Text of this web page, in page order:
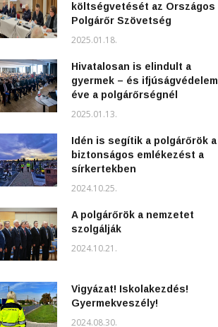
költségvetését az Országos
Polgárőr Szövetség
2025.01.18.
Hivatalosan is elindult a
gyermek – és ifjúságvédelem
éve a polgárőrségnél
2025.01.13.
Idén is segítik a polgárőrök a
biztonságos emlékezést a
sírkertekben
2024.10.25.
A polgárőrök a nemzetet
szolgálják
2024.10.21.
Vigyázat! Iskolakezdés!
Gyermekveszély!
2024.08.30.